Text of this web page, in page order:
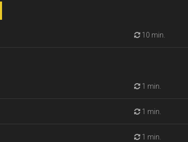
10 min.
1 min.
1 min.
1 min.